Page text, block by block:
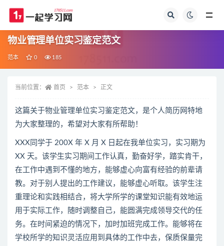
物业管理单位实习鉴定范文
范本 0 185
当前位置： 首页 范本 正文
这篇关于物业管理单位实习鉴定范文，是个人简历网特地
为大家整理的，希望对大家有所帮助！
XXX同学于 200X 年 X 月 X 日起在我单位实习，实习期为
XX 天。该学生实习期间工作认真，勤奋好学，踏实肯干，
在工作中遇到不懂的地方，能够虚心向富有经验的前辈请
教。对于别人提出的工作建议，能够虚心听取。该学生注
重理论和实践相结合，将大学所学的课堂知识能有效地运
用于实际工作，随时调整自己，能圆满完成领导交代的任
务。在时间紧迫的情况下，加时加班完成工作。能够将在
学校所学的知识灵活应用到具体的工作中去，保质保量完